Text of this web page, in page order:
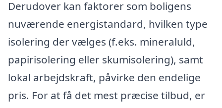
Derudover kan faktorer som boligens
nuværende energistandard, hvilken type
isolering der vælges (f.eks. mineraluld,
papirisolering eller skumisolering), samt
lokal arbejdskraft, påvirke den endelige
pris. For at få det mest præcise tilbud, er